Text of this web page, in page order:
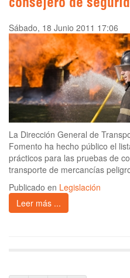
consejero de
Sábado, 18 Junio 2011 17:06
La Dirección General de
Fomento ha hecho público el
prácticos para las pruebas de
transporte de mercancías
Publicado en Legislación
Leer más ...